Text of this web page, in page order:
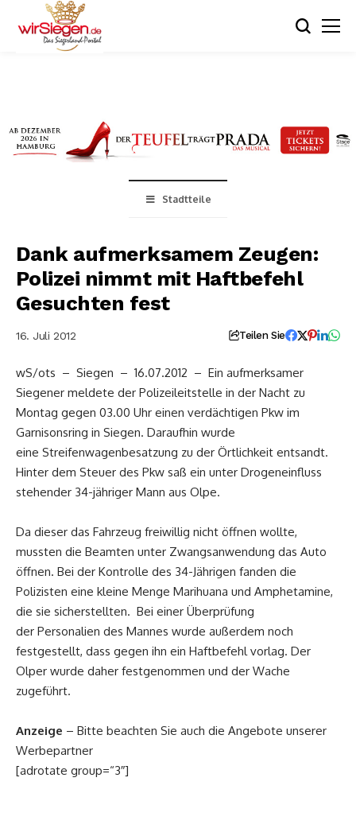
Stadtteile
Dank aufmerksamem Zeugen:
Polizei nimmt mit Haftbefehl
Gesuchten fest
16. Juli 2012 Teilen Sie
wS/ots – Siegen – 16.07.2012 – Ein aufmerksamer
Siegener meldete der Polizeileitstelle in der Nacht zu
Montag gegen 03.00 Uhr einen verdächtigen Pkw im
Garnisonsring in Siegen. Daraufhin wurde
eine Streifenwagenbesatzung zu der Örtlichkeit entsandt.
Hinter dem Steuer des Pkw saß ein unter Drogeneinfluss
stehender 34-jähriger Mann aus Olpe.
Da dieser das Fahrzeug freiwillig nicht öffnen wollte,
mussten die Beamten unter Zwangsanwendung das Auto
öffnen. Bei der Kontrolle des 34-Jährigen fanden die
Polizisten eine kleine Menge Marihuana und Amphetamine,
die sie sicherstellten. Bei einer Überprüfung
der Personalien des Mannes wurde außerdem noch
festgestellt, dass gegen ihn ein Haftbefehl vorlag. Der
Olper wurde daher festgenommen und der Wache
zugeführt.
Anzeige – Bitte beachten Sie auch die Angebote unserer
Werbepartner
[adrotate group=“3″]